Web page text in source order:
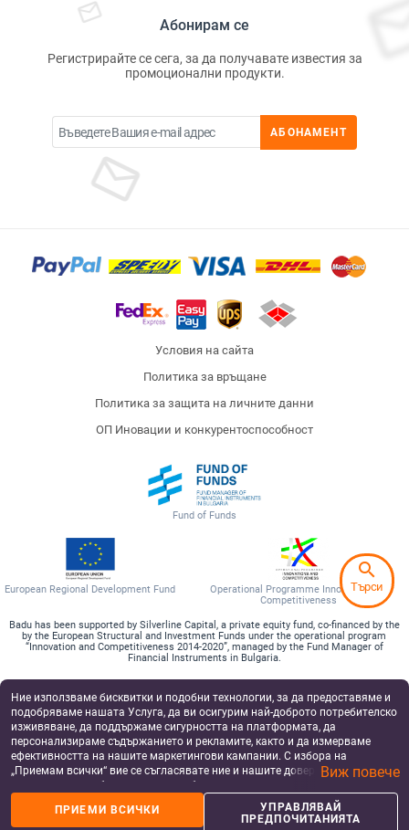
Абонирам се
Регистрирайте се сега, за да получавате известия за
промоционални продукти.
АБОНАМЕНТ
Условия на сайта
Политика за връщане
Политика за защита на личните данни
ОП Иновации и конкурентоспособност
Fund of Funds
European Regional Development Fund
Operational Programme Innovation and
Competitiveness
Badu has been supported by Silverline Capital, a private equity fund, co-financed by the
by the European Structural and Investment Funds under the operational program
“Innovation and Competitiveness 2014-2020”, managed by the Fund Manager of
Financial Instruments in Bulgaria.
Ние използваме бисквитки и подобни технологии, за да предоставяме и
подобряваме нашата Услуга, да ви осигурим най-доброто потребителско
изживяване, да поддържаме сигурността на платформата, да
персонализираме съдържанието и рекламите, както и да измерваме
ефективността на нашите маркетингови кампании. С избора на
„Приемам всички“ вие се съгласявате ние и нашите доверени партньори
да съхраняваме бисквитки и подобни технологии на вашето устройство
за рекламни и аналитични цели. Можете по всяко време да управлявате
своите предпочитания, като натиснете „Управлявай предпочитанията“.
Виж повече
ПРИЕМИ ВСИЧКИ
УПРАВЛЯВАЙ
ПРЕДПОЧИТАНИЯТА
search
Търси